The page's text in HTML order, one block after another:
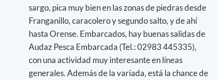
sargo, pica muy bien en las zonas de piedras desde
Franganillo, caracolero y segundo salto, y de ahí
hasta Orense. Embarcados, hay buenas salidas de
Audaz Pesca Embarcada (Tel.: 02983 445335),
con una actividad muy interesante en líneas
generales. Además de la variada, está la chance de